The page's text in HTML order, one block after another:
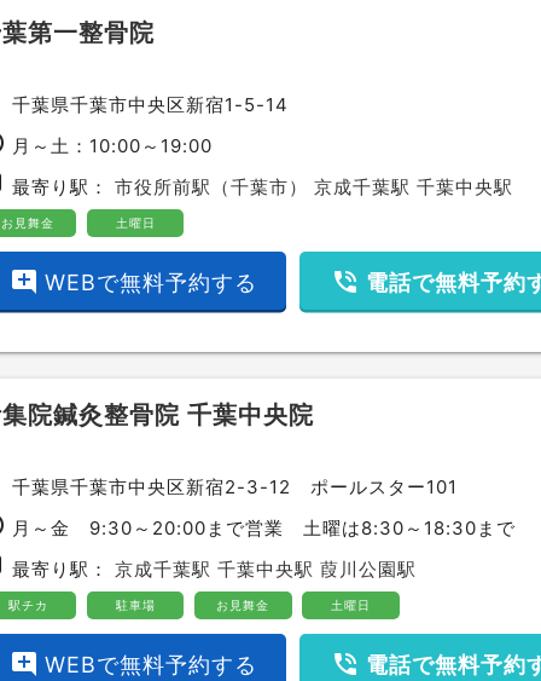
第一整骨院
千葉県千葉市中央区新宿1-5-14
月～土：10:00～19:00
最寄り駅：市役所前駅（千葉市） 京成千葉駅 千葉中央駅
お見舞金 土曜日
add_comment WEBで無料予約する phone_in_talk 電話で無料予約
院鍼灸整骨院 千葉中央院
千葉県千葉市中央区新宿2-3-12 ポールスター101
月～金 9:30～20:00まで営業 土曜は8:30～18:30まで
最寄り駅：京成千葉駅 千葉中央駅 葭川公園駅
駅チカ 駐車場 お見舞金 土曜日
add_comment WEBで無料予約する phone_in_talk 電話で無料予約